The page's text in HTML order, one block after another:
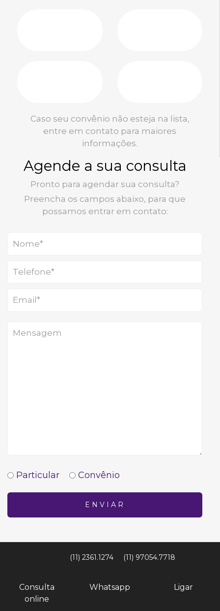
Caso seu convênio não esteja na lista,
entre em contato para maiores
informações.
Agende a sua consulta
Pronto para agendar sua consulta?
Preencha os campos abaixo, para que
possamos entrar em contato:
Particular Convênio
ENVIAR
(11) 2361.1274 (11) 97054.7718
Consulta
online
Whatsapp Ligar